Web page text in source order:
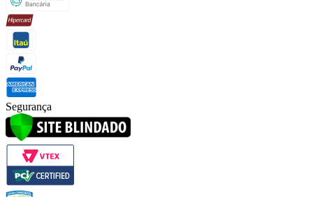
Segurança